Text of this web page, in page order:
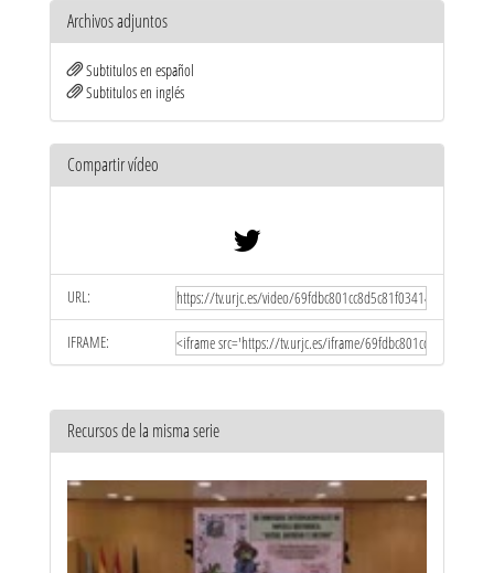
Archivos adjuntos
Subtitulos en español
Subtitulos en inglés
Compartir vídeo
URL:
IFRAME:
Recursos de la misma serie